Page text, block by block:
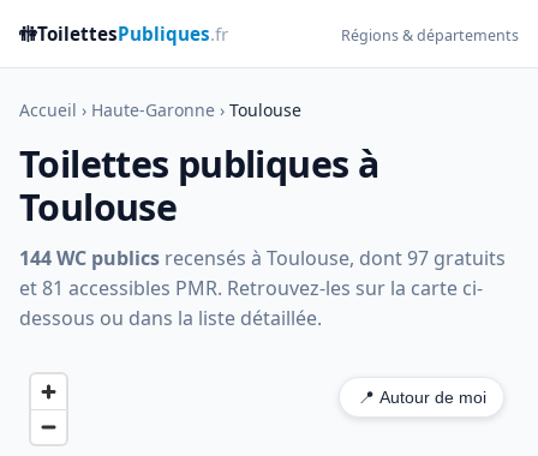
🚻ToilettesPubliques.fr Régions & départements
Accueil › Haute-Garonne › Toulouse
Toilettes publiques à
Toulouse
144 WC publics recensés à Toulouse, dont 97 gratuits
et 81 accessibles PMR. Retrouvez-les sur la carte ci-
dessous ou dans la liste détaillée.
📍 Autour de moi